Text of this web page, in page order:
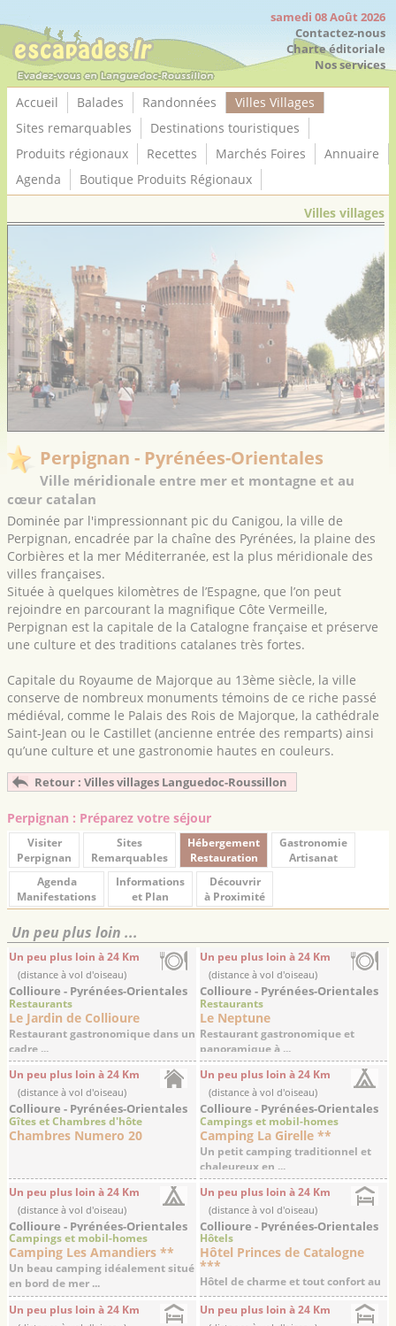
samedi 08 Août 2026
Contactez-nous
Charte éditoriale
Nos services
Accueil Balades Randonnées
Villes Villages
Sites remarquables
Destinations touristiques
Produits régionaux
Recettes Marchés Foires
Annuaire
Agenda
Boutique Produits Régionaux
Villes villages
Perpignan - Pyrénées-Orientales
Ville méridionale entre mer et montagne et au
cœur catalan
Dominée par l'impressionnant pic du Canigou, la ville de
Perpignan, encadrée par la chaîne des Pyrénées, la plaine des
Corbières et la mer Méditerranée, est la plus méridionale des
villes françaises.
Située à quelques kilomètres de l’Espagne, que l’on peut
rejoindre en parcourant la magnifique Côte Vermeille,
Perpignan est la capitale de la Catalogne française et préserve
une culture et des traditions catalanes très fortes.
Capitale du Royaume de Majorque au 13ème siècle, la ville
conserve de nombreux monuments témoins de ce riche passé
médiéval, comme le Palais des Rois de Majorque, la cathédrale
Saint-Jean ou le Castillet (ancienne entrée des remparts) ainsi
qu’une culture et une gastronomie hautes en couleurs.
Retour : Villes villages Languedoc-Roussillon
Perpignan : Préparez votre séjour
Visiter
Perpignan
Sites
Remarquables
Hébergement
Restauration
Gastronomie
Artisanat
Agenda
Manifestations
Informations
et Plan
Découvrir
à Proximité
Un peu plus loin ...
Un peu plus loin à 24 Km
(distance à vol d'oiseau)
Collioure - Pyrénées-Orientales
Restaurants
Le Jardin de Collioure
Restaurant gastronomique dans un
cadre ...
Un peu plus loin à 24 Km
(distance à vol d'oiseau)
Collioure - Pyrénées-Orientales
Restaurants
Le Neptune
Restaurant gastronomique et
panoramique à ...
Un peu plus loin à 24 Km
(distance à vol d'oiseau)
Collioure - Pyrénées-Orientales
Gîtes et Chambres d'hôte
Chambres Numero 20
Un peu plus loin à 24 Km
(distance à vol d'oiseau)
Collioure - Pyrénées-Orientales
Campings et mobil-homes
Camping La Girelle **
Un petit camping traditionnel et
chaleureux en ...
Un peu plus loin à 24 Km
(distance à vol d'oiseau)
Collioure - Pyrénées-Orientales
Campings et mobil-homes
Camping Les Amandiers **
Un beau camping idéalement situé
en bord de mer ...
Un peu plus loin à 24 Km
(distance à vol d'oiseau)
Collioure - Pyrénées-Orientales
Hôtels
Hôtel Princes de Catalogne
***
Hôtel de charme et tout confort au
centre de ...
Un peu plus loin à 24 Km
Un peu plus loin à 24 Km